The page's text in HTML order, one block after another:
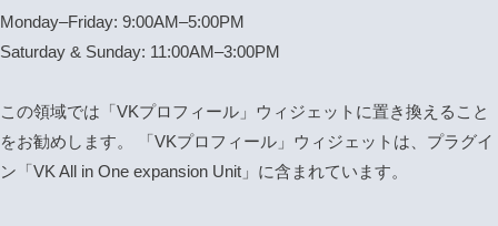
Monday–Friday: 9:00AM–5:00PM
Saturday & Sunday: 11:00AM–3:00PM
この領域では「VKプロフィール」ウィジェットに置き換えること
をお勧めします。 「VKプロフィール」ウィジェットは、プラグイ
ン「VK All in One expansion Unit」に含まれています。